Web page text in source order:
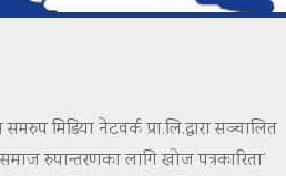
मिडिया नेटवर्क प्रा.लि.द्वारा सञ्चालित
रुपान्तरणका लागि खोज पत्रकारिता’